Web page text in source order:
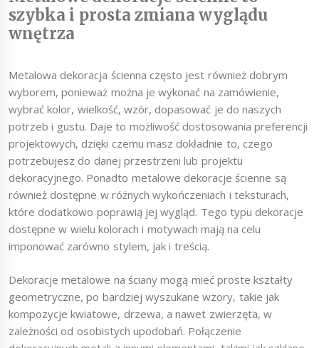
szybka i prosta zmiana wyglądu
wnętrza
Metalowa dekoracja ścienna często jest również dobrym
wyborem, ponieważ można je wykonać na zamówienie,
wybrać kolor, wielkość, wzór, dopasować je do naszych
potrzeb i gustu. Daje to możliwość dostosowania preferencji
projektowych, dzięki czemu masz dokładnie to, czego
potrzebujesz do danej przestrzeni lub projektu
dekoracyjnego. Ponadto metalowe dekoracje ścienne są
również dostępne w różnych wykończeniach i teksturach,
które dodatkowo poprawią jej wygląd. Tego typu dekoracje
dostępne w wielu kolorach i motywach mają na celu
imponować zarówno stylem, jak i treścią.
Dekoracje metalowe na ściany mogą mieć proste kształty
geometryczne, po bardziej wyszukane wzory, takie jak
kompozycje kwiatowe, drzewa, a nawet zwierzęta, w
zależności od osobistych upodobań. Połączenie